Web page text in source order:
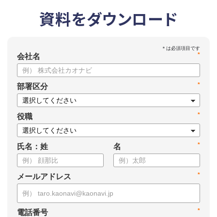
資料をダウンロード
*
会社名
*
部署区分
*
役職
氏名：姓 *
名
*
メールアドレス
*
電話番号